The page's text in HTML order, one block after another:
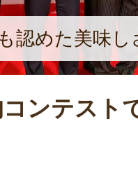
認めた美味し
コンテスト